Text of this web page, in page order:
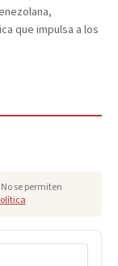
que impulsa a los
se permiten